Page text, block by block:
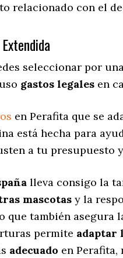
relacionado con el
seleccionar por
gastos legales en
en Perafita que se
está hecha para
a tu presupuesto
lleva consigo la
mascotas y la
que también asegura
permite adaptar
adecuado en